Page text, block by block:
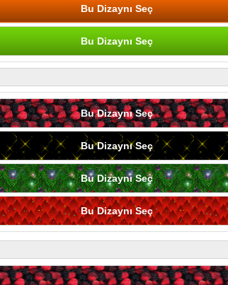
Bu Dizaynı Seç
Bu Dizaynı Seç
Bu Dizaynı Seç
Bu Dizaynı Seç
Bu Dizaynı Seç
Bu Dizaynı Seç